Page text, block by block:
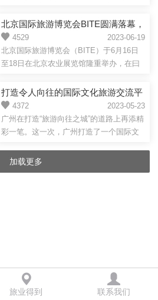
灵感的王国介绍给在场100多家旅行社、媒
体及行业伙伴。2019年9月，沙特阿拉伯正
式向国际游客开放休闲旅游市场，...
会。COTTM一路伴随和见证中国出境旅游
的繁荣和发展，为全球旅游目的地和供应
商-尤其是长线和小众旅游资源商与中国旅
游业者进行对接和交流提供平台价值。第
（COTTM2023）将于11月15-17日在北京
全国农业展览馆（新馆）举行，预计将有
来自全球50多个国家旅游部/使领馆/旅游局
（代...
北京国际旅游博览会BITE圆满落幕，
东京都等三十多日本地方政府宣传推
广团齐聚一堂
2023-06-19
4529
北京国际旅游博览会（BITE）于6月16日
至18日在北京农业展览馆隆重举办，在曰
首的日本三十余个都道府县进行了积极的
推广和宣传活动。东京会议及旅游局TCVB
的推广宣传 北京国际旅游博览会（BITE）
本次举办是继2019年后事隔三年的首次举
在曰本国家旅游局（JNT0）展台，东京会
打造令人向往的国际文化旅游交流平
台 第31届广州国际旅游展顺利闭幕
明年5月再相会
2023-05-23
4372
广州在打造“旅游向往之城”的道路上再添精
彩一笔。这一次，广州打造了一个国际文
得的、面对面交流的机会，更为正在加速
复苏的国际旅游市场提供了有力助力。5月
加载更多
旅业得到 联系我们